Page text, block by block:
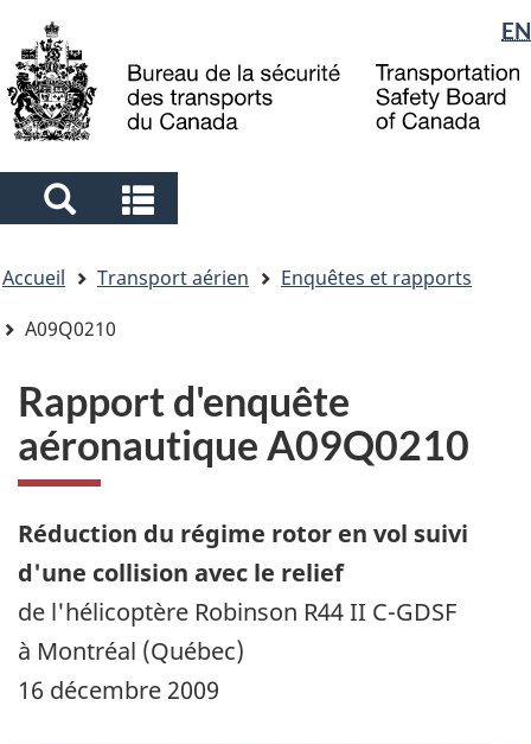
to
main
to
"About
government"
à
la
Sélection
de
la
langue
EN
Search
and
menus
and
menus
êtes
ici
Accueil Transport aérien
Enquêtes et rapports
A09Q0210
Rapport d'enquête
aéronautique A09Q0210
Réduction du régime rotor en vol suivi
d'une collision avec le relief
de l'hélicoptère Robinson R44 II C-GDSF
à Montréal (Québec)
16 décembre 2009